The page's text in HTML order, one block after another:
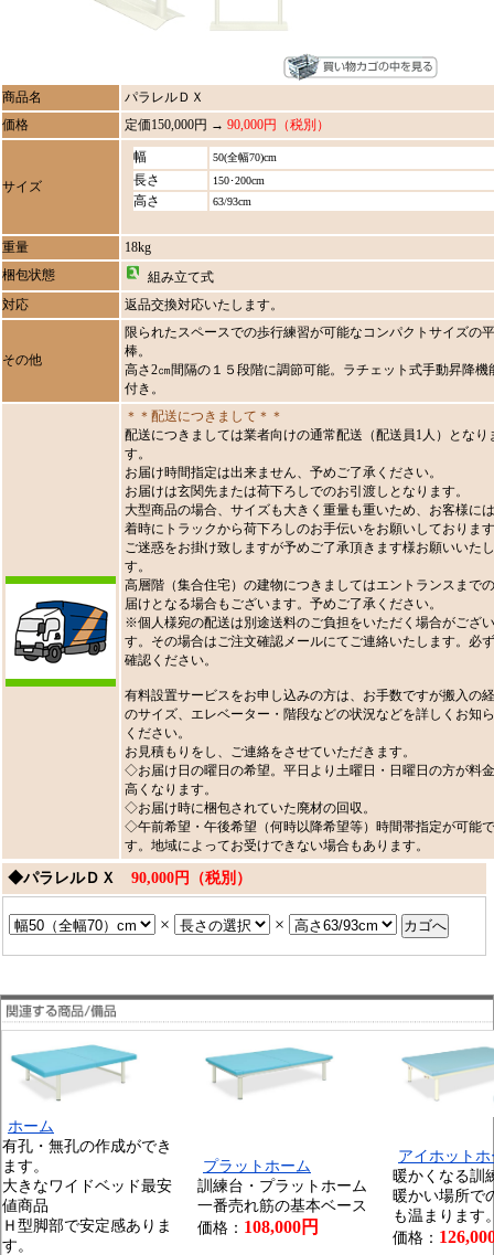
商品名
パラレルＤＸ
価格
定価150,000円 → 90,000円（税別）
サイズ
幅 50(全幅70)cm
長さ 150･200cm
高さ 63/93cm
重量
18kg
梱包状態
組み立て式
対応
返品交換対応いたします。
その他
限られたスペースでの歩行練習が可能なコンパクトサイズの
棒。
高さ2㎝間隔の１５段階に調節可能。ラチェット式手動昇降機
付き。
＊＊配送につきまして＊＊
配送につきましては業者向けの通常配送（配送員1人）となり
す。
お届け時間指定は出来ません、予めご了承ください。
お届けは玄関先または荷下ろしでのお引渡しとなります。
大型商品の場合、サイズも大きく重量も重いため、お客様に
着時にトラックから荷下ろしのお手伝いをお願いしておりま
ご迷惑をお掛け致しますが予めご了承頂きます様お願いいた
す。
高層階（集合住宅）の建物につきましてはエントランスまで
届けとなる場合もございます。予めご了承ください。
※個人様宛の配送は別途送料のご負担をいただく場合がござ
す。その場合はご注文確認メールにてご連絡いたします。必
確認ください。
有料設置サービスをお申し込みの方は、お手数ですが搬入の
のサイズ、エレベーター・階段などの状況などを詳しくお知
ください。
お見積もりをし、ご連絡をさせていただきます。
◇お届け日の曜日の希望。平日より土曜日・日曜日の方が料
高くなります。
◇お届け時に梱包されていた廃材の回収。
◇午前希望・午後希望（何時以降希望等）時間帯指定が可能で
す。地域によってお受けできない場合もあります。
◆パラレルＤＸ 90,000円（税別）
× ×
ホーム
有孔・無孔の作成ができ
ます。
大きなワイドベッド最安
値商品
Ｈ型脚部で安定感ありま
す。
プラットホーム
訓練台・プラットホーム
一番売れ筋の基本ベース
価格： 108,000円
アイホットホ
暖かくなる訓
暖かい場所で
も温まります
価格：